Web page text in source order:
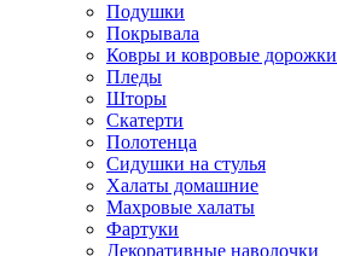
Подушки
Покрывала
Ковры и ковровые дорожки
Пледы
Шторы
Скатерти
Полотенца
Сидушки на стулья
Халаты домашние
Махровые халаты
Фартуки
Декоративные наволочки